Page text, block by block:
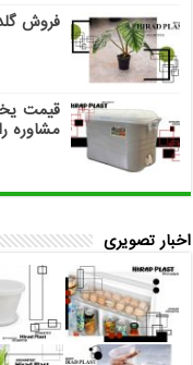
فروش
مشاوره
اخبار تصویری